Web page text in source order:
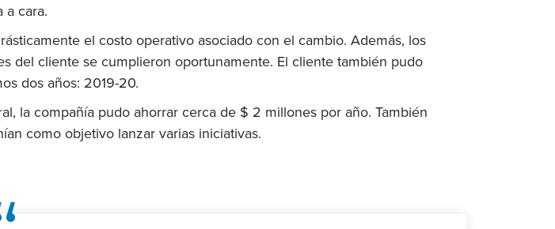
a cara.
el costo operativo asociado con el cambio. Además, los
del cliente se cumplieron oportunamente. El cliente también pudo
dos años: 2019-20.
la compañía pudo ahorrar cerca de $ 2 millones por año. También
como objetivo lanzar varias iniciativas.